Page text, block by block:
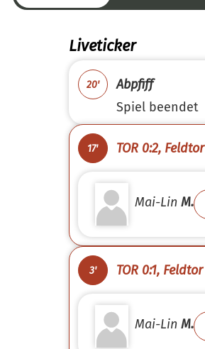
Liveticker
20'
Abpfiff
Spiel beendet
17' TOR 0:2, Feldtor
Mai-Lin M.
3' TOR 0:1, Feldtor
Mai-Lin M.